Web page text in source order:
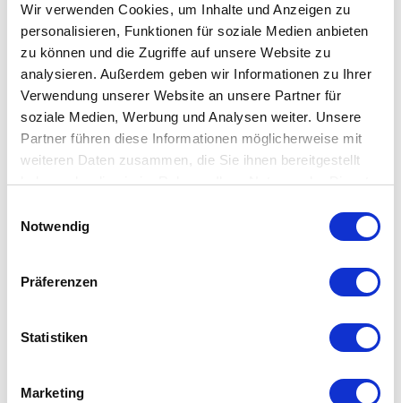
Wir verwenden Cookies, um Inhalte und Anzeigen zu
personalisieren, Funktionen für soziale Medien anbieten
zu können und die Zugriffe auf unsere Website zu
analysieren. Außerdem geben wir Informationen zu Ihrer
Verwendung unserer Website an unsere Partner für
soziale Medien, Werbung und Analysen weiter. Unsere
Partner führen diese Informationen möglicherweise mit
weiteren Daten zusammen, die Sie ihnen bereitgestellt
haben oder die sie im Rahmen Ihrer Nutzung der Dienste
Datenschutzerklärung
Notwendig
Präferenzen
Statistiken
Marketing
Das besondere Erkennungszeichen ist jeweils eine "geriffelte"
Fläche bzw. Ring die kombiniert ist mit der glatten Fläche aus
chrom oder chrom schwarz. Dank dieser Besonderheit wird die
CLUB Serie definitv zu einem kleinen Hingucker.
Der Behälter mit Deckel der CLUB-Serie ist praktisch für alle
möglichen Kleinigkeiten wie Haarspangen, Wattestäbchen,
Material: chrom / schwarz-chrom / dunkelbronze & gold
BMD 1: 12 cm . Ø 6,5 cm
BMD 3: 12 cm . Ø 6,5 cm